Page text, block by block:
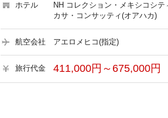
ホテル
NH コレクション・メキシコシテ
カサ・コンサッティ(オアハカ)
航空会社 アエロメヒコ(指定)
旅行代金 411,000円～675,000円